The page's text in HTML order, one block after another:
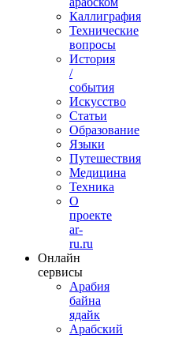
Каллиграфия
Технические
вопросы
История
/
события
Искусство
Статьи
Образование
Языки
Путешествия
Медицина
Техника
О
проекте
ar-
ru.ru
Онлайн
сервисы
Арабия
байна
ядайк
Арабский